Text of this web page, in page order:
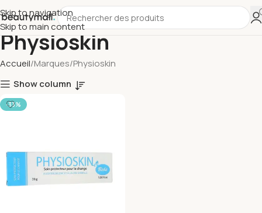
Skip to navigation
Skip to main content
Physioskin
Accueil Marques Physioskin
Show column
-33%